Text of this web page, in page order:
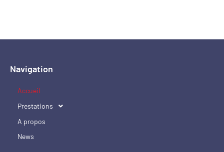
Navigation
Accueil
Prestations
A propos
News